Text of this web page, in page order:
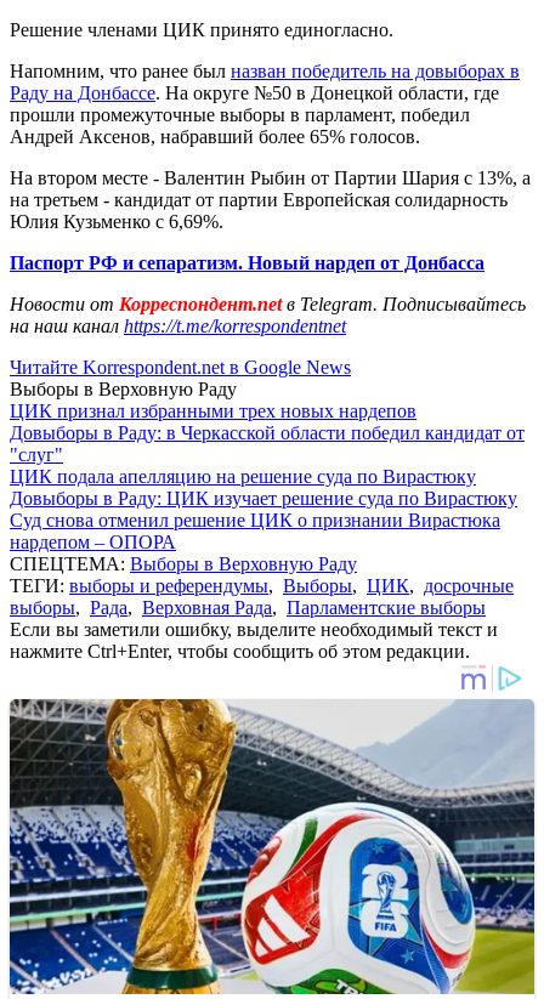
Решение членами ЦИК принято единогласно.
Напомним, что ранее был назван победитель на довыборах в
Раду на Донбассе. На округе №50 в Донецкой области, где
прошли промежуточные выборы в парламент, победил
Андрей Аксенов, набравший более 65% голосов.
На втором месте - Валентин Рыбин от Партии Шария с 13%, а
на третьем - кандидат от партии Европейская солидарность
Юлия Кузьменко с 6,69%.
Паспорт РФ и сепаратизм. Новый нардеп от Донбасса
Новости от Корреспондент.netв Telegram. Подписывайтесь
на наш канал https://t.me/korrespondentnet
Читайте Korrespondent.net в Google News
Выборы в Верховную Раду
ЦИК признал избранными трех новых нардепов
Довыборы в Раду: в Черкасской области победил кандидат от
"слуг"
ЦИК подала апелляцию на решение суда по Вирастюку
Довыборы в Раду: ЦИК изучает решение суда по Вирастюку
Суд снова отменил решение ЦИК о признании Вирастюка
нардепом – ОПОРА
СПЕЦТЕМА: Выборы в Верховную Раду
ТЕГИ: выборы и референдумы, Выборы, ЦИК, досрочные
выборы, Рада, Верховная Рада, Парламентские выборы
Если вы заметили ошибку, выделите необходимый текст и
нажмите Ctrl+Enter, чтобы сообщить об этом редакции.